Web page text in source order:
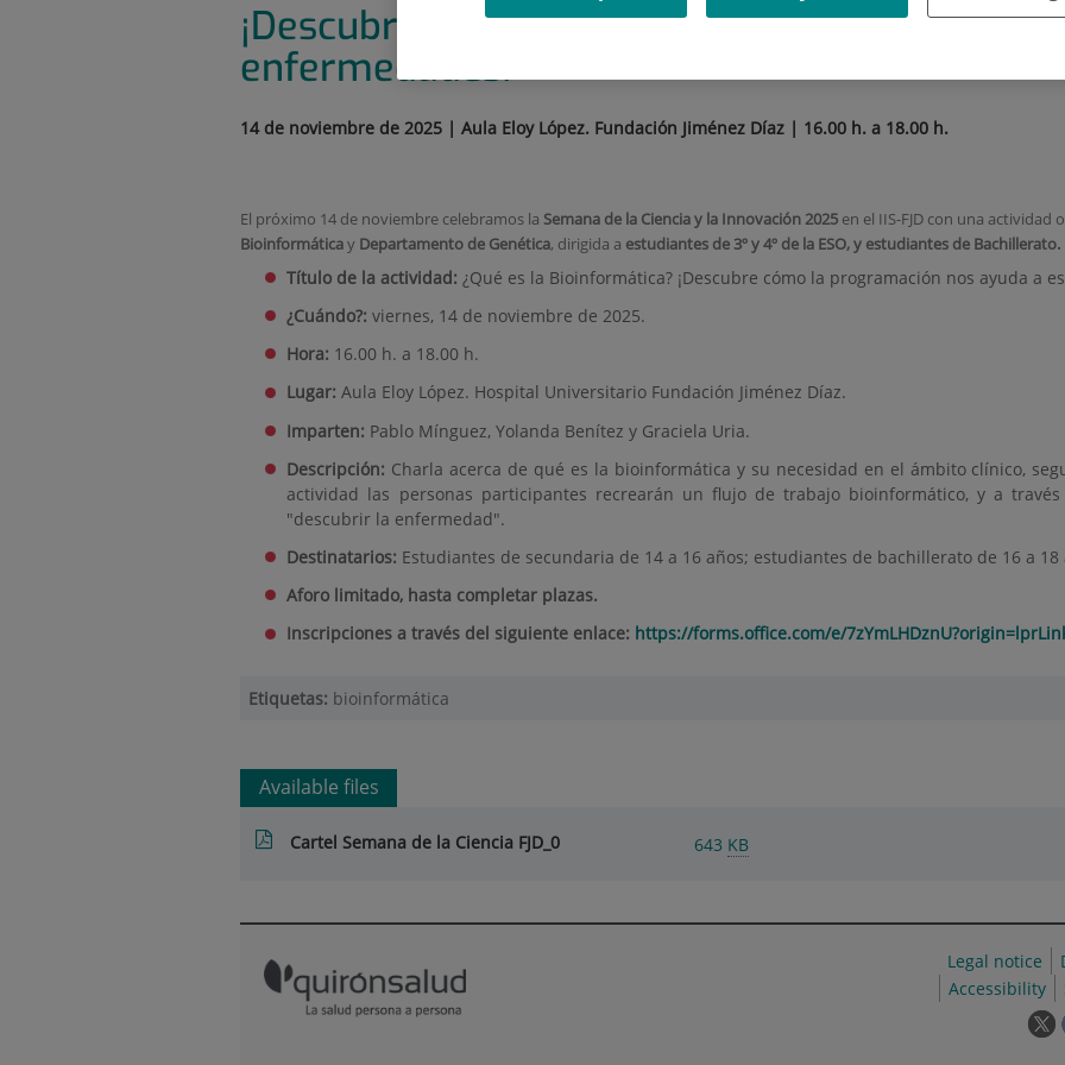
¡Descubre cómo la programación nos ayuda
enfermedades!
14 de noviembre de 2025 | Aula Eloy López. Fundación Jiménez Díaz | 16.00 h. a 18.00 h.
El próximo 14 de noviembre celebramos la Semana de la Ciencia y la Innovación 2025 en el IIS-FJD con una actividad
Bioinformáticay Departamento de Genética, dirigida a estudiantes de 3º y 4º de la ESO, y estudiantes de Bachillerato.
Título de la actividad: ¿Qué es la Bioinformática? ¡Descubre cómo la programación nos ayuda a
¿Cuándo?:viernes, 14 de noviembre de 2025.
Hora: 16.00 h. a 18.00 h.
Lugar: Aula Eloy López. Hospital Universitario Fundación Jiménez Díaz.
Imparten: Pablo Mínguez, Yolanda Benítez y Graciela Uria.
Descripción: Charla acerca de qué es la bioinformática y su necesidad en el ámbito clínico,
actividad las personas participantes recrearán un flujo de trabajo bioinformático, y a
"descubrir la enfermedad".
Destinatarios: Estudiantes de secundaria de 14 a 16 años; estudiantes de bachillerato de 16 a 18
Aforo limitado, hasta completar plazas.
Inscripciones a través del siguiente enlace: https://forms.office.com/e/
Etiquetas: bioinformática
Available files
Cartel Semana de la Ciencia FJD_0 643 KB
Legal notice
Accessibility